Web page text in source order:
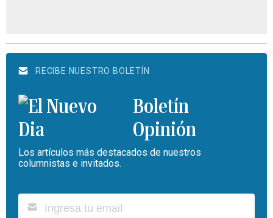
RECIBE NUESTRO BOLETÍN
Boletín
Opinión
Los artículos más destacados de nuestros
columnistas e invitados.